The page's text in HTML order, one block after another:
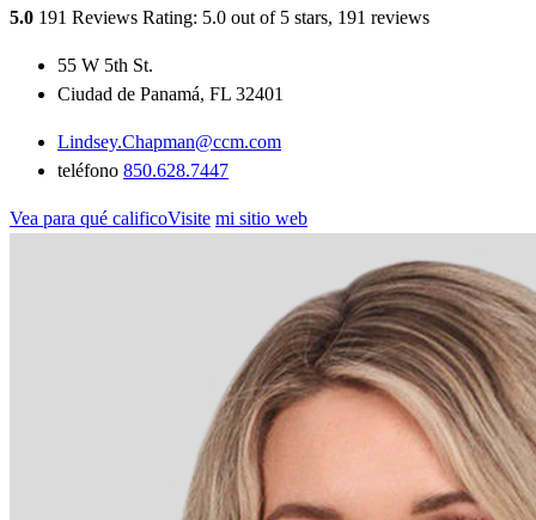
5.0 191 Reviews Rating: 5.0 out of 5 stars, 191 reviews
55 W 5th St.
Ciudad de Panamá, FL 32401
Lindsey.Chapman@ccm.com
teléfono 850.628.7447
Vea para qué calificoVisite mi sitio web